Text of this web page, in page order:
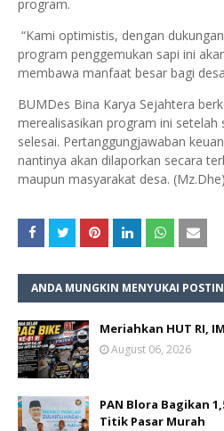
program.
“Kami optimistis, dengan
program penggemukan sapi ini
membawa manfaat besar bagi
BUMDes Bina Karya Sejahtera
merealisasikan program ini setelah
selesai. Pertanggungjawaban
nantinya akan dilaporkan secara
maupun masyarakat desa. (Mz.Dhe)
ANDA MUNGKIN MENYUKAI
Meriahkan HUT RI,
August 06, 2026
PAN Blora Bagikan
Titik Pasar Murah